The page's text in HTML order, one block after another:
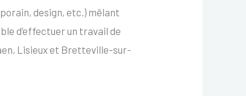
design, etc.) mêlant
d’effectuer un travail de
Lisieux et Bretteville-sur-